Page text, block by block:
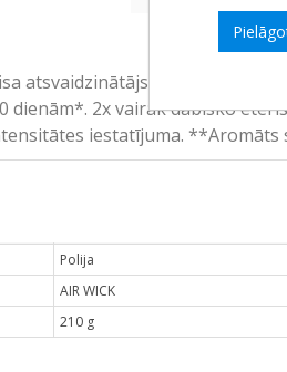
atsvaidzinātājs bez aerosola
dienām*. 2x vairāk dabisko
iestatījuma.
Polija
AIR WICK
210 g